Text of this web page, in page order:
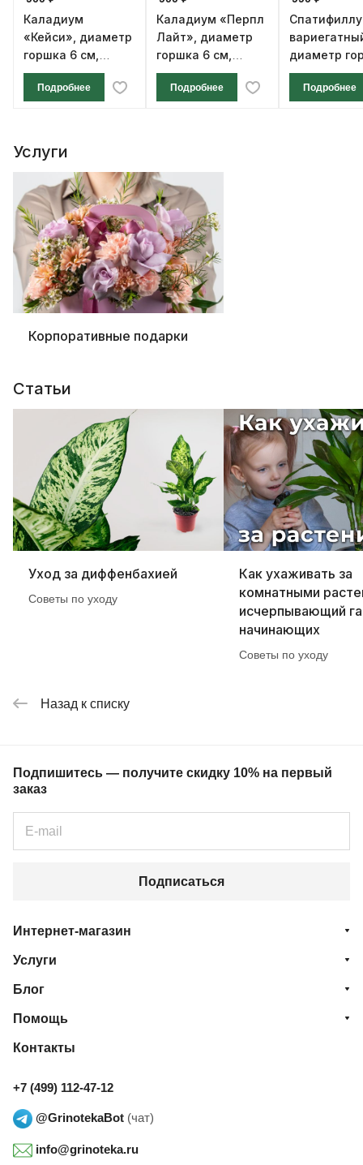
Каладиум
«Кейси», диаметр
горшка 6 см,
высота 12 см
Подробнее
Каладиум «Перпл
Лайт», диаметр
горшка 6 см,
высота 12 см
Подробнее
диаметр
см, высота
Подробнее
Услуги
Корпоративные подарки
Статьи
Уход за диффенбахией
Советы по уходу
Как ухаживать за
комнатными
исчерпывающий
начинающих
Советы по уходу
Назад к списку
Подпишитесь — получите скидку 10% на первый
заказ
Подписаться
Интернет-магазин
Услуги
Блог
Помощь
Контакты
+7 (499) 112-47-12
@GrinotekaBot (чат)
info@grinoteka.ru